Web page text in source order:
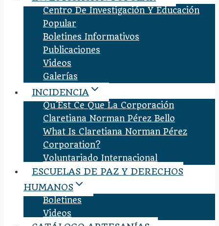
Centro De Investigación Y Educación
Popular
Boletines Informativos
Publicaciones
Videos
Galerías
INCIDENCIA
Qu´est Ce Que La Corporación
Claretiana Norman Pérez Bello
What Is Claretiana Norman Pérez
Corporation?
Voluntariado Internacional
ESCUELAS DE PAZ Y DERECHOS
HUMANOS
Boletines
Videos